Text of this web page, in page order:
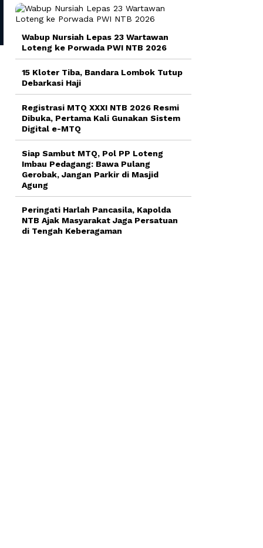
Wabup Nursiah Lepas 23 Wartawan
Loteng ke Porwada PWI NTB 2026
15 Kloter Tiba, Bandara Lombok Tutup
Debarkasi Haji
Registrasi MTQ XXXI NTB 2026 Resmi
Dibuka, Pertama Kali Gunakan Sistem
Digital e-MTQ
Siap Sambut MTQ, Pol PP Loteng
Imbau Pedagang: Bawa Pulang
Gerobak, Jangan Parkir di Masjid
Agung
Peringati Harlah Pancasila, Kapolda
NTB Ajak Masyarakat Jaga Persatuan
di Tengah Keberagaman